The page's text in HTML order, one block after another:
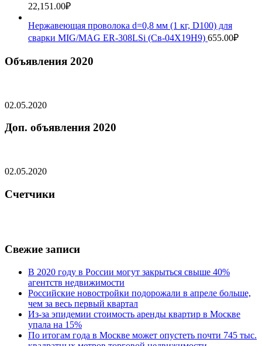
22,151.00₽
Нержавеющая проволока d=0,8 мм (1 кг, D100) для
сварки MIG/MAG ER-308LSi (Св-04Х19Н9) 655.00₽
Объявления 2020
02.05.2020
Доп. объявления 2020
02.05.2020
Счетчики
Свежие записи
В 2020 году в России могут закрыться свыше 40%
агентств недвижимости
Российские новостройки подорожали в апреле больше,
чем за весь первый квартал
Из-за эпидемии стоимость аренды квартир в Москве
упала на 15%
По итогам года в Москве может опустеть почти 745 тыс.